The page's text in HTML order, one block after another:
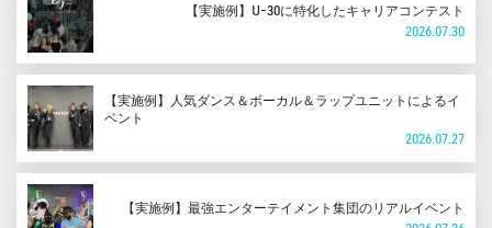
【実施例】U-30に特化したキャリアコンテスト
2026.07.30
【実施例】人気ダンス＆ボーカル＆ラップユニットによるイ
ベント
2026.07.27
【実施例】最強エンターテイメント集団のリアルイベント